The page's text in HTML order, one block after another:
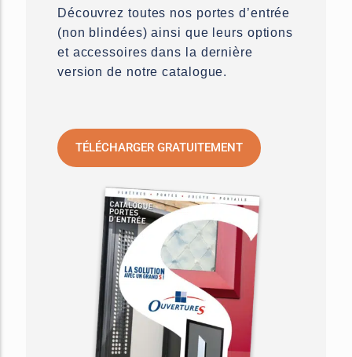
Découvrez toutes nos portes d’entrée
(non blindées) ainsi que leurs options
et accessoires dans la dernière
version de notre catalogue.
TÉLÉCHARGER GRATUITEMENT